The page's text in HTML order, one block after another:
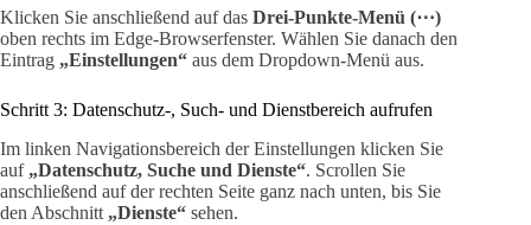
Klicken Sie anschließend auf das Drei-Punkte-Menü (⋯)
oben rechts im Edge-Browserfenster. Wählen Sie danach den
Eintrag „Einstellungen“ aus dem Dropdown-Menü aus.
Schritt 3: Datenschutz-, Such- und Dienstbereich aufrufen
Im linken Navigationsbereich der Einstellungen klicken Sie
auf „Datenschutz, Suche und Dienste“. Scrollen Sie
anschließend auf der rechten Seite ganz nach unten, bis Sie
den Abschnitt „Dienste“ sehen.